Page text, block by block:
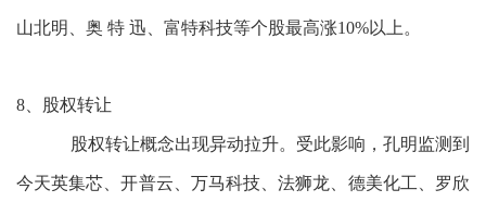
山北明、奥 特 迅、富特科技等个股最高涨10%以上。
8、股权转让
股权转让概念出现异动拉升。受此影响，孔明监测到
今天英集芯、开普云、万马科技、法狮龙、德美化工、罗欣